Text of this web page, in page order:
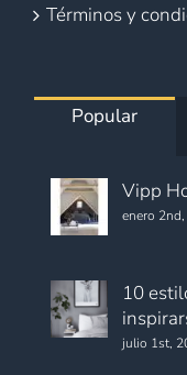
Términos y
Popular
Vipp
enero
10
julio 1st,